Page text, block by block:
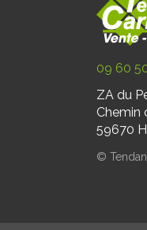
09 60
ZA du
Chemin
59670
©